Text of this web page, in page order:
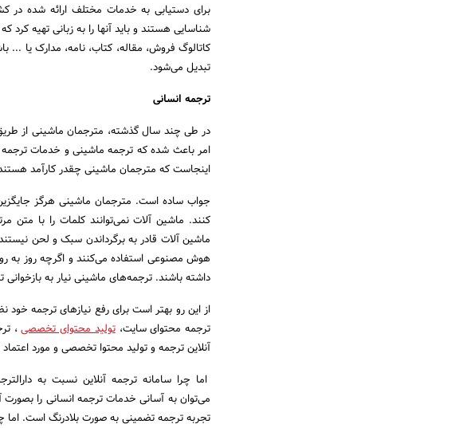
برای دستیابی به خدمات مختلف ارائه شده
شناسایی هستند و باید آنها را به زبانی تهیه کرد
کاتالوگ فروش، مقاله، کتاب، نامه، مدارک یا
تبدیل می‌شود.
ترجمه انسانی
در طی چند سال گذشته، مترجمان ماشینی از طریق
امر باعث شده که ترجمه ماشینی و خدمات
اینجاست که مترجمان ماشینی چقدر کارآمد
جواب ساده است. مترجمان ماشینی هرگز
کنند. ماشین آلات نمی‌توانند کلمات را با
ماشین آلات قادر به برگرداندن سبک و لحن
هوش مصنوعی استفاده می‌کنند و اگرچه روز به
داشته باشند. ترجمه‌های ماشینی نیار به
از این رو بهتر است برای رفع نیازهای ترجمه خود
ترجمه محتوای سایت،تولید محتوای تخصصی،
آنلاین ترجمه و تولید محتوا تخصصی و مورد
اما چرا سامانه ترجمه آنلاین نسبت به
می‌توان به آسانی خدمات ترجمه انسانی را
تجربه ترجمه تضمینی به صورت بلادرنگ است.